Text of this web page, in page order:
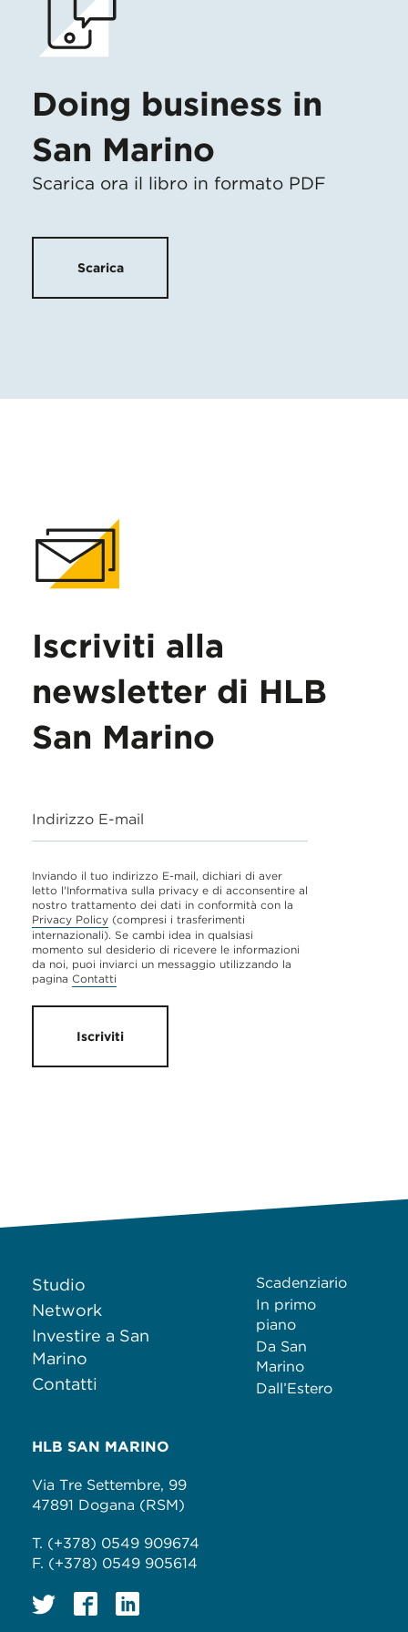
Doing business in
San Marino
Scarica ora il libro in formato PDF
Scarica
Iscriviti alla
newsletter di HLB
San Marino
Indirizzo E-mail
Inviando il tuo indirizzo E-mail, dichiari di aver
letto l'Informativa sulla privacy e di acconsentire al
nostro trattamento dei dati in conformità con la
Privacy Policy (compresi i trasferimenti
internazionali). Se cambi idea in qualsiasi
momento sul desiderio di ricevere le informazioni
da noi, puoi inviarci un messaggio utilizzando la
pagina Contatti
Iscriviti
Studio
Network
Investire a San
Marino
Contatti
Scadenziario
In primo
piano
Da San
Marino
Dall’Estero
HLB SAN MARINO
Via Tre Settembre, 99
47891 Dogana (RSM)
T. (+378) 0549 909674
F. (+378) 0549 905614